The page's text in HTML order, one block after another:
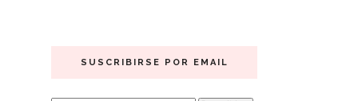
SUSCRIBIRSE POR EMAIL